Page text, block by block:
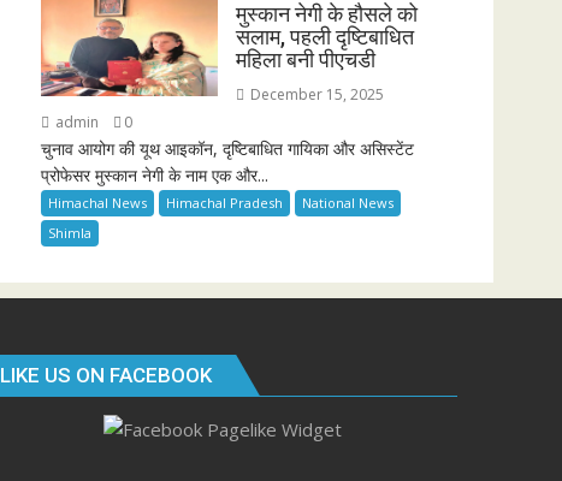
मुस्कान नेगी के हौसले को
सलाम, पहली दृष्टिबाधित
महिला बनी पीएचडी
December 15, 2025
admin
0
चुनाव आयोग की यूथ आइकॉन, दृष्टिबाधित गायिका और असिस्टेंट
प्रोफेसर मुस्कान नेगी के नाम एक और...
Himachal News Himachal Pradesh
National News
Shimla
LIKE US ON FACEBOOK